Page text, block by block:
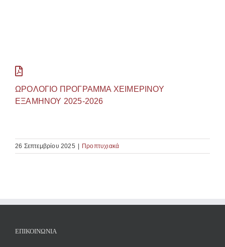
ΩΡΟΛΟΓΙΟ ΠΡΟΓΡΑΜΜΑ ΧΕΙΜΕΡΙΝΟΥ
ΕΞΑΜΗΝΟΥ 2025-2026
26 Σεπτεμβρίου 2025 Προπτυχιακά
ΕΠΙΚΟΙΝΩΝΊΑ